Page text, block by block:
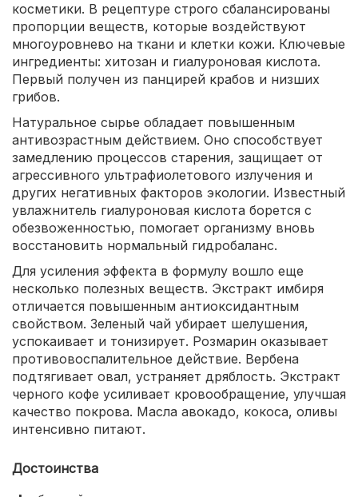
косметики. В рецептуре строго сбалансированы
пропорции веществ, которые воздействуют
многоуровнево на ткани и клетки кожи. Ключевые
ингредиенты: хитозан и гиалуроновая кислота.
Первый получен из панцирей крабов и низших
грибов.
Натуральное сырье обладает повышенным
антивозрастным действием. Оно способствует
замедлению процессов старения, защищает от
агрессивного ультрафиолетового излучения и
других негативных факторов экологии. Известный
увлажнитель гиалуроновая кислота борется с
обезвоженностью, помогает организму вновь
восстановить нормальный гидробаланс.
Для усиления эффекта в формулу вошло еще
несколько полезных веществ. Экстракт имбиря
отличается повышенным антиоксидантным
свойством. Зеленый чай убирает шелушения,
успокаивает и тонизирует. Розмарин оказывает
противовоспалительное действие. Вербена
подтягивает овал, устраняет дряблость. Экстракт
черного кофе усиливает кровообращение, улучшая
качество покрова. Масла авокадо, кокоса, оливы
интенсивно питают.
Достоинства